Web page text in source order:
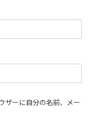
ザーに自分の名前、メー